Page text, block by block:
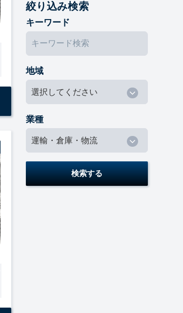
絞り込み検索
キーワード
地域
業種